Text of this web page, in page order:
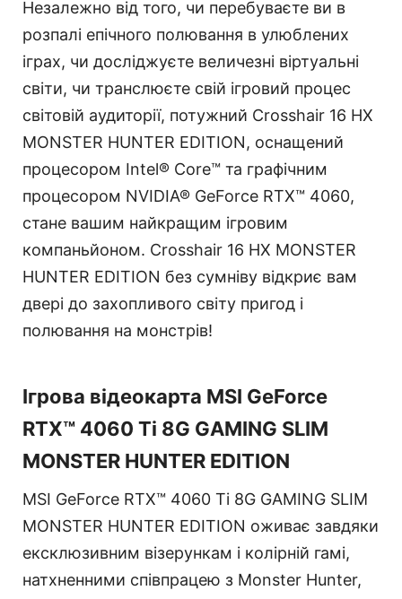
Незалежно від того, чи перебуваєте ви в
розпалі епічного полювання в улюблених
іграх, чи досліджуєте величезні віртуальні
світи, чи транслюєте свій ігровий процес
світовій аудиторії, потужний Crosshair 16 HX
MONSTER HUNTER EDITION, оснащений
процесором Intel® Core™ та графічним
процесором NVIDIA® GeForce RTX™ 4060,
стане вашим найкращим ігровим
компаньйоном. Crosshair 16 HX MONSTER
HUNTER EDITION без сумніву відкриє вам
двері до захопливого світу пригод і
полювання на монстрів!
Ігрова відеокарта MSI GeForce
RTX™ 4060 Ti 8G GAMING SLIM
MONSTER HUNTER EDITION
MSI GeForce RTX™ 4060 Ti 8G GAMING SLIM
MONSTER HUNTER EDITION оживає завдяки
ексклюзивним візерункам і колірній гамі,
натхненними співпрацею з Monster Hunter,